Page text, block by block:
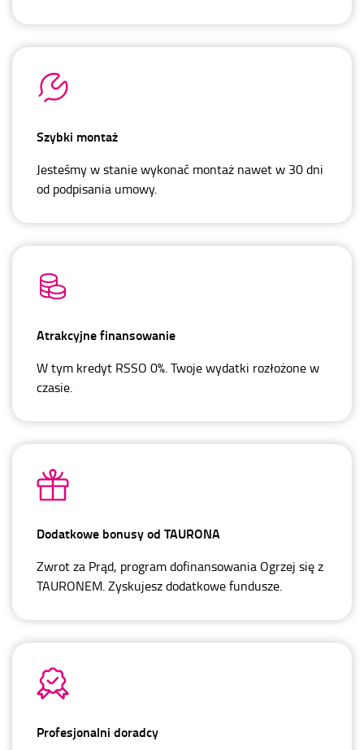
Szybki montaż
Jesteśmy w stanie wykonać montaż nawet w 30 dni
od podpisania umowy.
Atrakcyjne finansowanie
W tym kredyt RSSO 0%. Twoje wydatki rozłożone w
czasie.
Dodatkowe bonusy od TAURONA
Zwrot za Prąd, program dofinansowania Ogrzej się z
TAURONEM. Zyskujesz dodatkowe fundusze.
Profesjonalni doradcy